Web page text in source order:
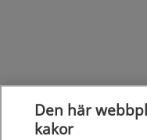
Den här
kakor